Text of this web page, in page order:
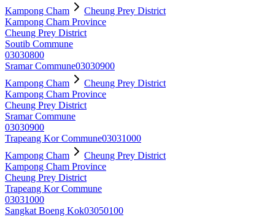
Kampong Cham
Cheung Prey District
Kampong Cham Province
Cheung Prey District
Soutib Commune
03030800
Sramar Commune03030900
Kampong Cham
Cheung Prey District
Kampong Cham Province
Cheung Prey District
Sramar Commune
03030900
Trapeang Kor Commune03031000
Kampong Cham
Cheung Prey District
Kampong Cham Province
Cheung Prey District
Trapeang Kor Commune
03031000
Sangkat Boeng Kok03050100